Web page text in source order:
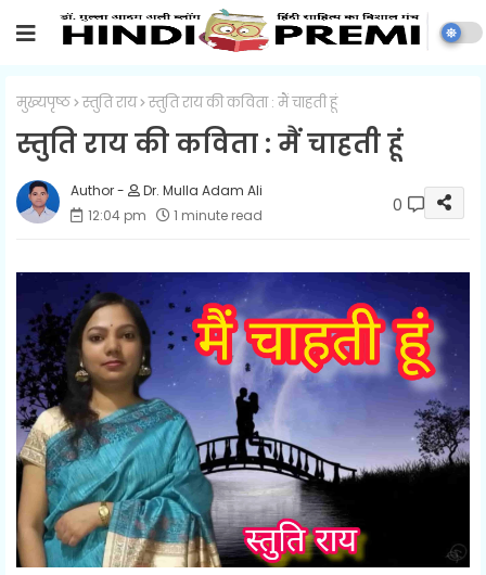
मुख्यपृष्ठ स्तुति राय स्तुति राय की कविता : मैं चाहती हूं
स्तुति राय की कविता : मैं चाहती हूं
Dr. Mulla Adam Ali
12:04 pm
1 minute read 0